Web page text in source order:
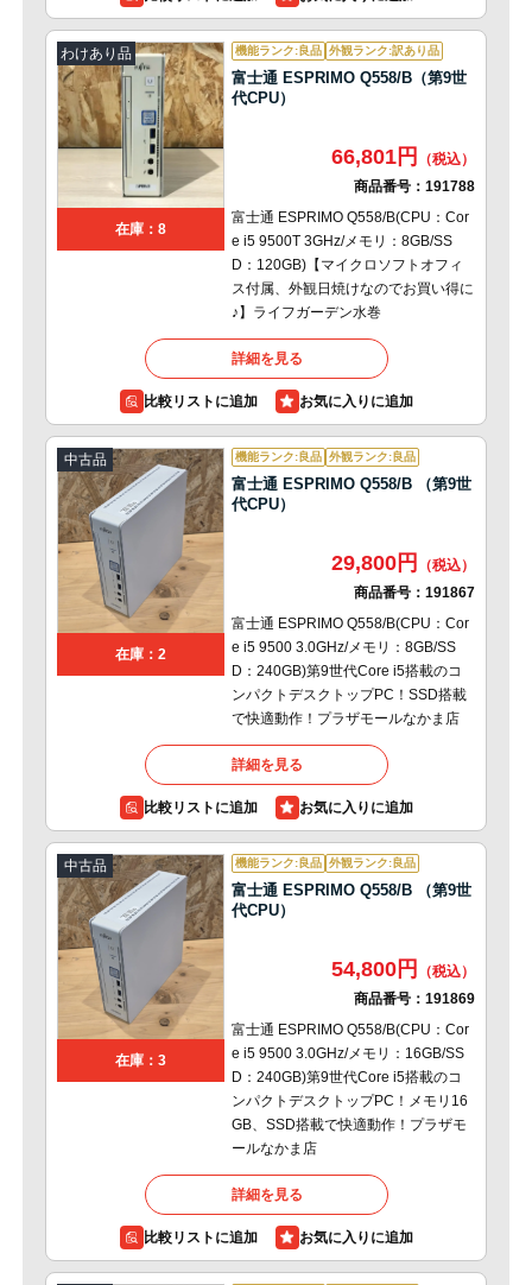
わけあり品
在庫：8
機能ランク:良品 外観ランク:訳あり品
富士通 ESPRIMO Q558/B（第9世
代CPU）
66,801円
商品番号： 191788
富士通 ESPRIMO Q558/B(CPU：Cor
e i5 9500T 3GHz/メモリ：8GB/SS
D：120GB)【マイクロソフトオフィ
ス付属、外観日焼けなのでお買い得に
♪】ライフガーデン水巻
詳細を見る
比較リストに追加
中古品
在庫：2
機能ランク:良品 外観ランク:良品
富士通 ESPRIMO Q558/B （第9世
代CPU）
29,800円
商品番号： 191867
富士通 ESPRIMO Q558/B(CPU：Cor
e i5 9500 3.0GHz/メモリ：8GB/SS
D：240GB)第9世代Core i5搭載のコ
ンパクトデスクトップPC！SSD搭載
で快適動作！プラザモールなかま店
詳細を見る
比較リストに追加
中古品
在庫：3
機能ランク:良品 外観ランク:良品
富士通 ESPRIMO Q558/B （第9世
代CPU）
54,800円
商品番号： 191869
富士通 ESPRIMO Q558/B(CPU：Cor
e i5 9500 3.0GHz/メモリ：16GB/SS
D：240GB)第9世代Core i5搭載のコ
ンパクトデスクトップPC！メモリ16
GB、SSD搭載で快適動作！プラザモ
ールなかま店
詳細を見る
比較リストに追加